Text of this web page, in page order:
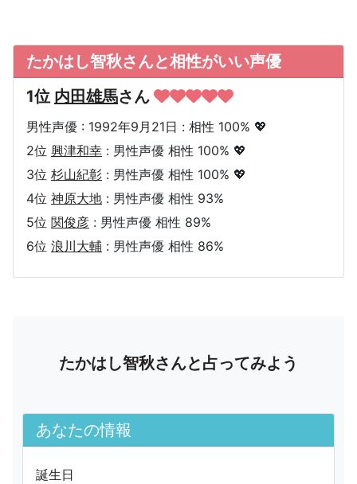
たかはし智秋さんと相性がいい声優
1位 内田雄馬さん
男性声優 : 1992年9月21日 : 相性 100% 💖
2位 興津和幸 : 男性声優 相性 100% 💖
3位 杉山紀彰 : 男性声優 相性 100% 💖
4位 神原大地 : 男性声優 相性 93%
5位 関俊彦 : 男性声優 相性 89%
6位 浪川大輔 : 男性声優 相性 86%
たかはし智秋さんと占ってみよう
あなたの情報
誕生日